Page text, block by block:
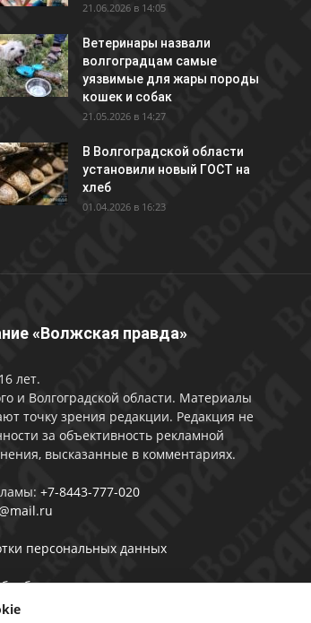
21.06.2026 в 14:05
Ветеринары назвали
волгоградцам самые
уязвимые для жары породы
кошек и собак
21.05.2026 в 14:27
В Волгоградской области
установили новый ГОСТ на
хлеб
01.04.2026 в 16:23
«Волжская правда»
лет.
и Волгоградской области. Материалы
точку зрения редакции. Редакция не
за объективность рекламной
высказанные в комментариях.
+7-8443-777-020
персональных данных
персональных данных